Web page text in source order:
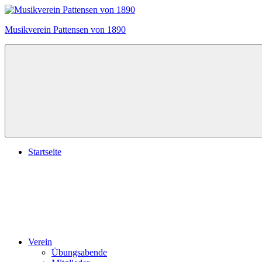
Zum
springen
Musikverein Pattensen von 1890
Startseite
Verein
Übungsabende